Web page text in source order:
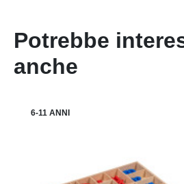
Potrebbe
anche
6-11 ANNI